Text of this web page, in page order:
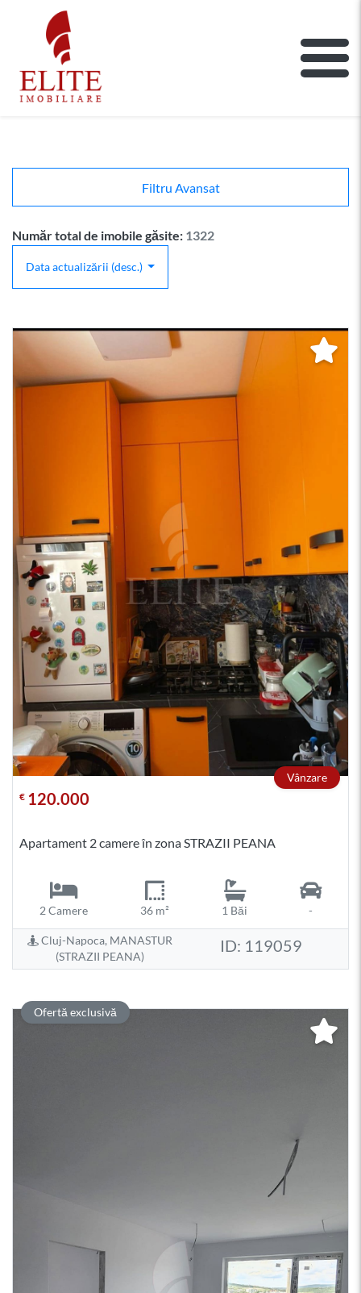
ELITE IMOBILIARE
Main Nav
Filtru Avansat
Număr total de imobile găsite: 1322
Data actualizării (desc.)
Vânzare
€ 120.000
Apartament 2 camere în zona STRAZII PEANA
2 Camere 36 m² 1 Băi -
Cluj-Napoca, MANASTUR
(STRAZII PEANA)
ID: 119059
Ofertă exclusivă